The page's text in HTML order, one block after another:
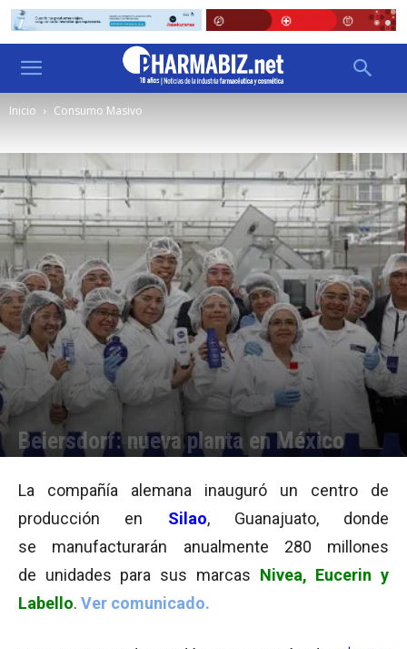
Inicio Consumo Masivo
Beiersdorf: nueva planta en México
La compañía alemana inauguró un centro de
producción en Silao, Guanajuato, donde
se manufacturarán anualmente 280 millones
de unidades para sus marcas Nivea, Eucerin y
Labello. Ver comunicado.